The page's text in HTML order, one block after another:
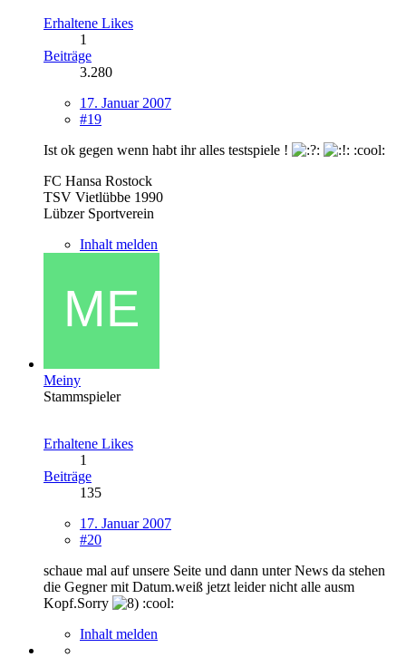
Erhaltene Likes
1
Beiträge
3.280
17. Januar 2007
#19
Ist ok gegen wenn habt ihr alles testspiele !
:cool:
FC Hansa Rostock
TSV Vietlübbe 1990
Lübzer Sportverein
Inhalt melden
Meiny
Stammspieler
Erhaltene Likes
1
Beiträge
135
17. Januar 2007
#20
schaue mal auf unsere Seite und dann unter News da stehen
die Gegner mit Datum.weiß jetzt leider nicht alle ausm
Kopf.Sorry
:cool:
Inhalt melden